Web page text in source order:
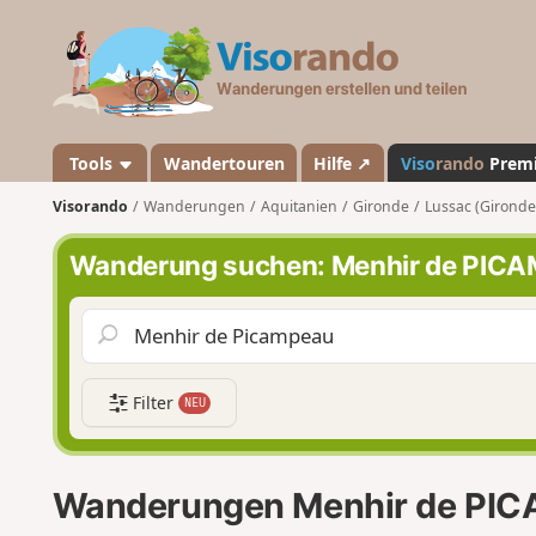
a
n
d
o
Tools Wandertouren Hilfe ↗ Visorando
Visorando Wanderungen Aquitanien Gironde Lussac
Wanderung suchen: Menhir de
Filter NEU
Wanderungen Menhir de